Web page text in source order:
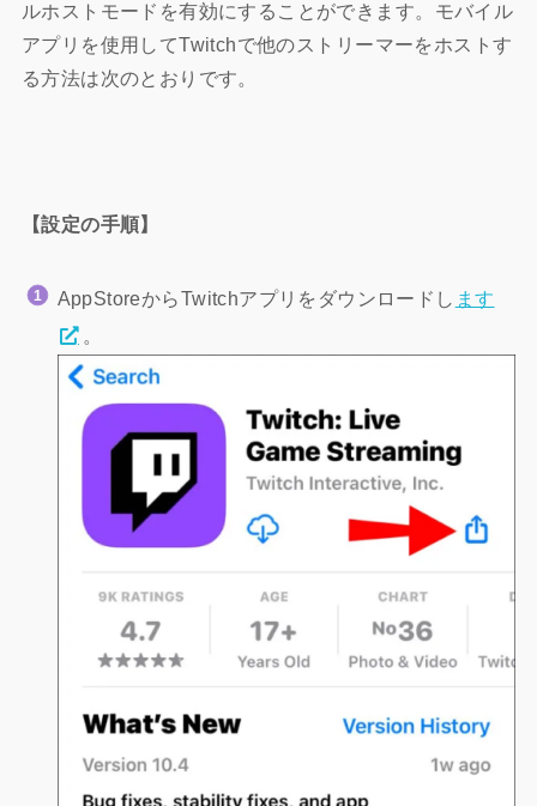
ルホストモードを有効にすることができます。モバイル
アプリを使用してTwitchで他のストリーマーをホストす
る方法は次のとおりです。
【設定の手順】
AppStoreからTwitchアプリをダウンロードし
ます